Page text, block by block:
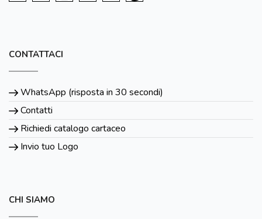
CONTATTACI
WhatsApp (risposta in 30 secondi)
Contatti
Richiedi catalogo cartaceo
Invio tuo Logo
CHI SIAMO